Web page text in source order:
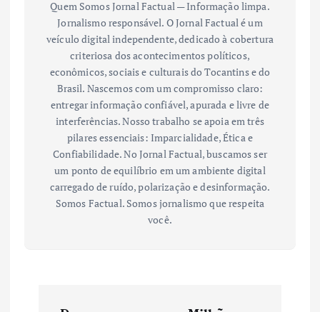
Quem Somos Jornal Factual — Informação limpa.
Jornalismo responsável. O Jornal Factual é um
veículo digital independente, dedicado à cobertura
criteriosa dos acontecimentos políticos,
econômicos, sociais e culturais do Tocantins e do
Brasil. Nascemos com um compromisso claro:
entregar informação confiável, apurada e livre de
interferências. Nosso trabalho se apoia em três
pilares essenciais: Imparcialidade, Ética e
Confiabilidade. No Jornal Factual, buscamos ser
um ponto de equilíbrio em um ambiente digital
carregado de ruído, polarização e desinformação.
Somos Factual. Somos jornalismo que respeita
você.